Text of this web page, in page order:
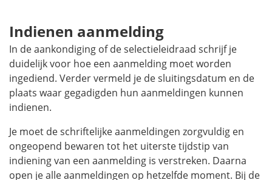
Indienen aanmelding
In de aankondiging of de selectieleidraad schrijf je
duidelijk voor hoe een aanmelding moet worden
ingediend. Verder vermeld je de sluitingsdatum en de
plaats waar gegadigden hun aanmeldingen kunnen
indienen.
Je moet de schriftelijke aanmeldingen zorgvuldig en
ongeopend bewaren tot het uiterste tijdstip van
indiening van een aanmelding is verstreken. Daarna
open je alle aanmeldingen op hetzelfde moment. Bij de